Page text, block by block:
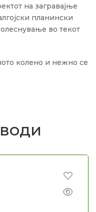
на загравајње
планински
во текот
колено и нежно се